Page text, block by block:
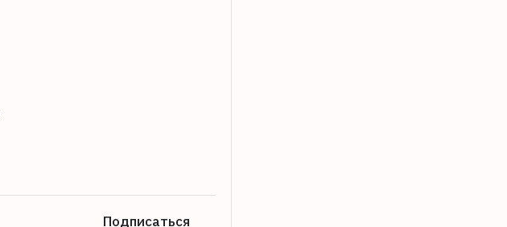
Подписаться